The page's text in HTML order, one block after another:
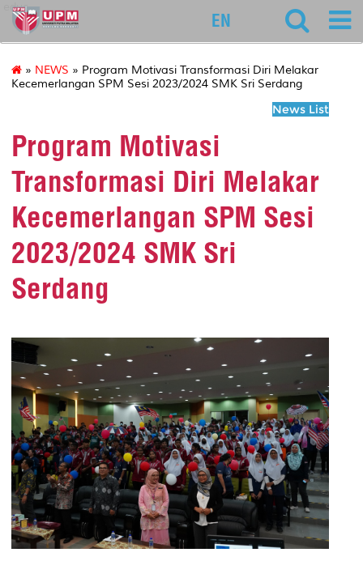
educ
EN
» NEWS » Program Motivasi Transformasi Diri Melakar
Kecemerlangan SPM Sesi 2023/2024 SMK Sri Serdang
News List
Program Motivasi
Transformasi Diri Melakar
Kecemerlangan SPM Sesi
2023/2024 SMK Sri
Serdang